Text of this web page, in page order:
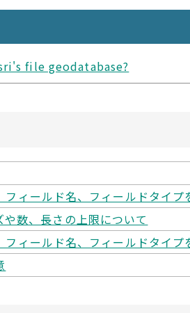
file geodatabase?
ィールド名、フィールドタイプ
数、長さの上限について
ィールド名、フィールドタイプ